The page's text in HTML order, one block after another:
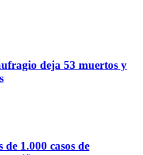
deja 53 muertos y
1.000 casos de